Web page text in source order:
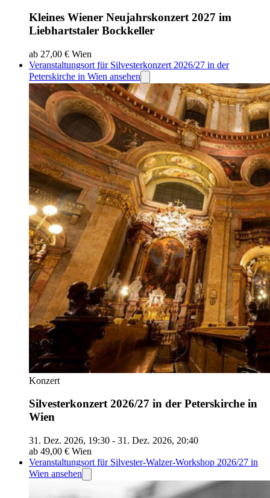
Kleines Wiener Neujahrskonzert 2027 im
Liebhartstaler Bockkeller
ab 27,00 € Wien
Veranstaltungsort für Silvesterkonzert 2026/27 in der
Peterskirche in Wien ansehen
Konzert
Silvesterkonzert 2026/27 in der Peterskirche in
Wien
31. Dez. 2026, 19:30 - 31. Dez. 2026, 20:40
ab 49,00 € Wien
Veranstaltungsort für Silvester-Walzer-Workshop 2026/27 in
Wien ansehen